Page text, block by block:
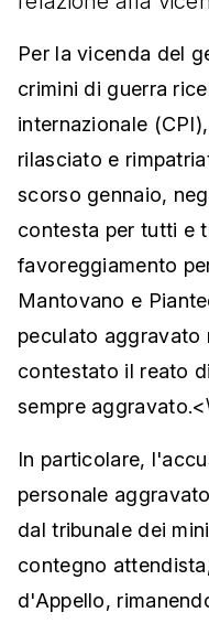
Per la vicenda del
crimini di guerra
internazionale
rilasciato e
scorso gennaio,
contesta per tutti e
favoreggiamento
Mantovano e
peculato aggravato
contestato il reato
sempre
In particolare,
personale
dal tribunale dei
contegno
d'Appello,